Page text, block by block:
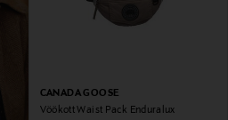
CANADA GOOSE
Vöökott Waist Pack Enduralux